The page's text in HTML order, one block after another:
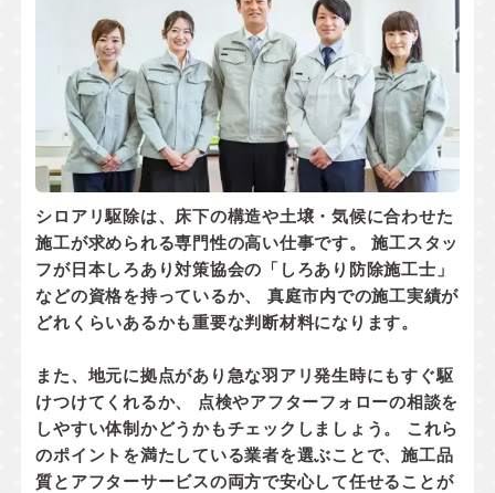
シロアリ駆除は、床下の構造や土壌・気候に合わせた
施工が求められる専門性の高い仕事です。 施工スタッ
フが日本しろあり対策協会の「しろあり防除施工士」
などの資格を持っているか、 真庭市内での施工実績が
どれくらいあるかも重要な判断材料になります。
また、地元に拠点があり 急な羽アリ発生時にもすぐ駆
けつけてくれるか、 点検やアフターフォローの相談を
しやすい体制かどうかもチェックしましょう。 これら
のポイントを満たしている業者を選ぶことで、施工品
質とアフターサービスの両方で安心して任せることが